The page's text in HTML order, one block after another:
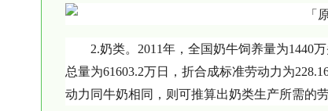
2.奶类。2011年，全国奶牛饲养量为1440
总量为61603.2万日，折合成标准劳动力为
动力同牛奶相同，则可推算出奶类生产所需的